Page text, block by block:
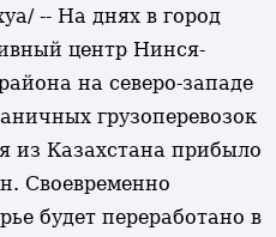
-- На днях в город
центр Нинся-
на северо-западе
грузоперевозок
из Казахстана прибыло
Своевременно
будет переработано в